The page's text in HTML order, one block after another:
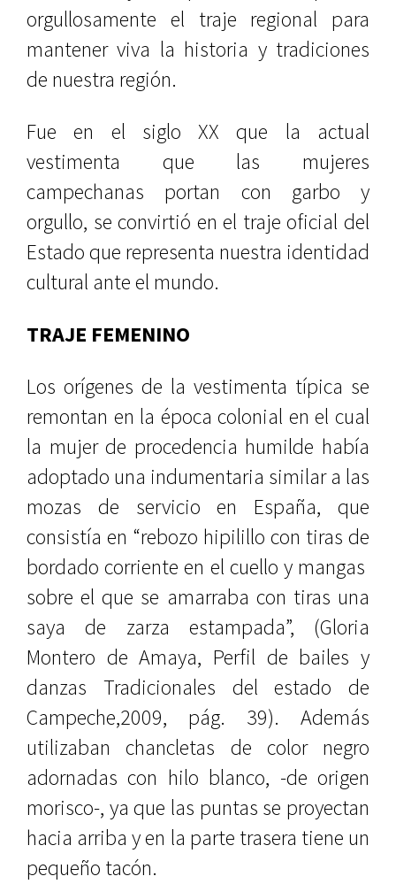
orgullosamente el traje regional para
mantener viva la historia y tradiciones
de nuestra región.
Fue en el siglo XX que la actual
vestimenta que las mujeres
campechanas portan con garbo y
orgullo, se convirtió en el traje oficial del
Estado que representa nuestra identidad
cultural ante el mundo.
TRAJE FEMENINO
Los orígenes de la vestimenta típica se
remontan en la época colonial en el cual
la mujer de procedencia humilde había
adoptado una indumentaria similar a las
mozas de servicio en España, que
consistía en “rebozo hipilillo con tiras de
bordado corriente en el cuello y mangas
sobre el que se amarraba con tiras una
saya de zarza estampada”, (Gloria
Montero de Amaya, Perfil de bailes y
danzas Tradicionales del estado de
Campeche,2009, pág. 39). Además
utilizaban chancletas de color negro
adornadas con hilo blanco, -de origen
morisco-, ya que las puntas se proyectan
hacia arriba y en la parte trasera tiene un
pequeño tacón.